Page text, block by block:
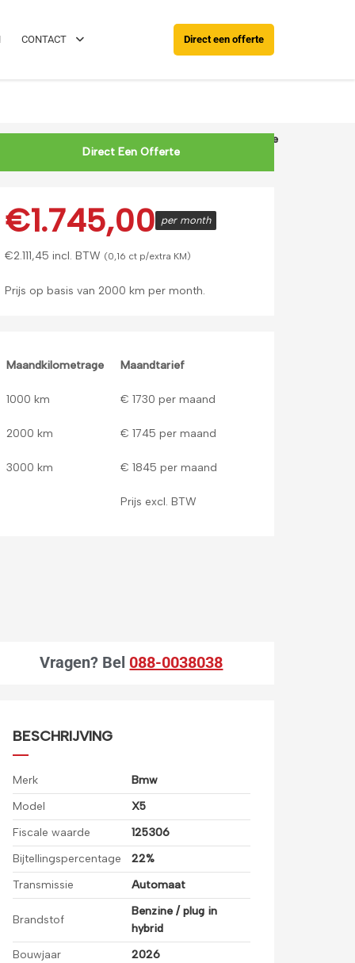
088 0038 038
CONTACT Direct een offerte
BMW X5 | XDrive 50e
€1.745,00 per month
€2.111,45 incl. BTW (0,16 ct p/extra KM)
Prijs op basis van 2000 km per month.
Maandkilometrage Maandtarief
1000 km € 1730 per maand
2000 km € 1745 per maand
3000 km € 1845 per maand
Prijs excl. BTW
Direct Een Offerte
Vragen? Bel 088-0038038
BESCHRIJVING
Merk
Bmw
Model
X5
Fiscale waarde
125306
Bijtellingspercentage
22%
Transmissie
Automaat
Brandstof
Benzine / plug in
hybrid
Bouwjaar
2026